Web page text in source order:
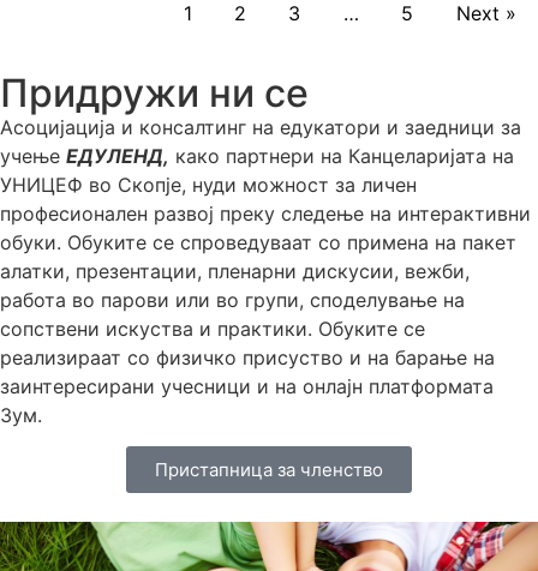
1 2 3 … 5 Next »
Придружи ни се
Асоцијација и консалтинг на едукатори и заедници за
учење ЕДУЛЕНД, како партнери на Канцеларијата на
УНИЦЕФ во Скопје, нуди можност за личен
професионален развој преку следење на интерактивни
обуки. Обуките се спроведуваат со примена на пакет
алатки, презентации, пленарни дискусии, вежби,
работа во парови или во групи, споделување на
сопствени искуства и практики. Обуките се
реализираат со физичко присуство и на барање на
заинтересирани учесници и на онлајн платформата
Зум.
Пристапница за членство